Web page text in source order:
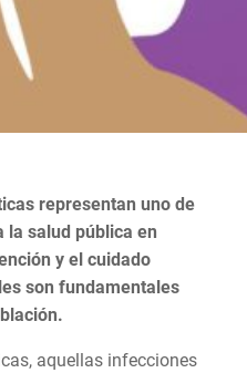
representan uno de
la salud pública en
y el cuidado
son fundamentales
aquellas infecciones